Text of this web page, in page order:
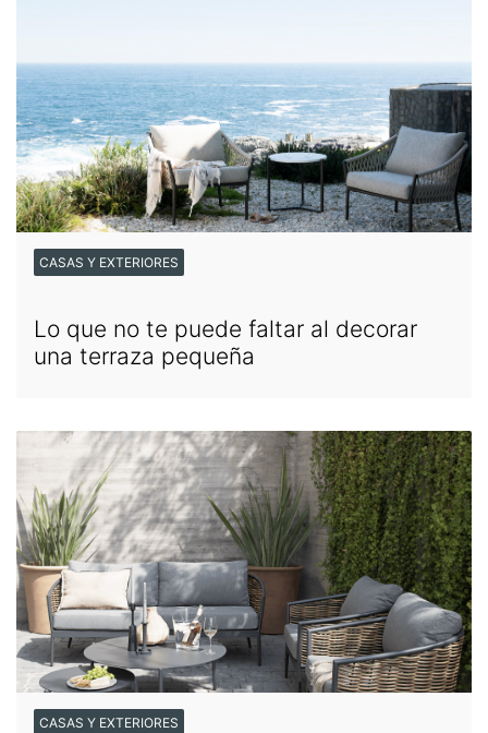
CASAS Y EXTERIORES
Lo que no te puede faltar al decorar
una terraza pequeña
CASAS Y EXTERIORES